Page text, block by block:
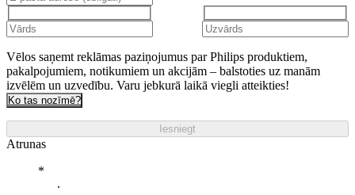
Vēlos saņemt reklāmas paziņojumus par Philips produktiem,
pakalpojumiem, notikumiem un akcijām – balstoties uz manām
izvēlēm un uzvedību. Varu jebkurā laikā viegli atteikties!
Ko tas nozīmē?
Iesniegt
Atrunas
.